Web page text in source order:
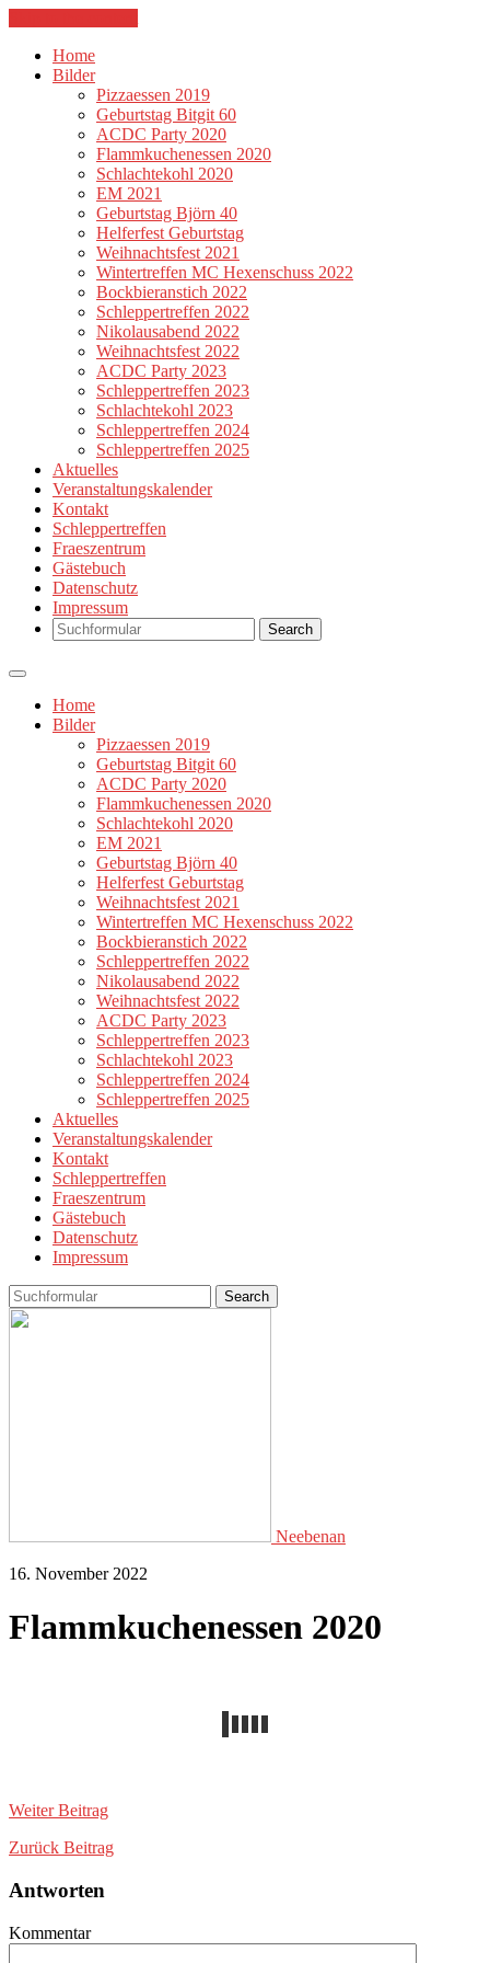
Home
Bilder
Pizzaessen 2019
Geburtstag Bitgit 60
ACDC Party 2020
Flammkuchenessen 2020
Schlachtekohl 2020
EM 2021
Geburtstag Björn 40
Helferfest Geburtstag
Weihnachtsfest 2021
Wintertreffen MC Hexenschuss 2022
Bockbieranstich 2022
Schleppertreffen 2022
Nikolausabend 2022
Weihnachtsfest 2022
ACDC Party 2023
Schleppertreffen 2023
Schlachtekohl 2023
Schleppertreffen 2024
Schleppertreffen 2025
Aktuelles
Veranstaltungskalender
Kontakt
Schleppertreffen
Fraeszentrum
Gästebuch
Datenschutz
Impressum
Search
Home
Bilder
Pizzaessen 2019
Geburtstag Bitgit 60
ACDC Party 2020
Flammkuchenessen 2020
Schlachtekohl 2020
EM 2021
Geburtstag Björn 40
Helferfest Geburtstag
Weihnachtsfest 2021
Wintertreffen MC Hexenschuss 2022
Bockbieranstich 2022
Schleppertreffen 2022
Nikolausabend 2022
Weihnachtsfest 2022
ACDC Party 2023
Schleppertreffen 2023
Schlachtekohl 2023
Schleppertreffen 2024
Schleppertreffen 2025
Aktuelles
Veranstaltungskalender
Kontakt
Schleppertreffen
Fraeszentrum
Gästebuch
Datenschutz
Impressum
Search
Neebenan
16. November 2022
Flammkuchenessen 2020
WeiterBeitrag
Zurück Beitrag
Antworten
Kommentar